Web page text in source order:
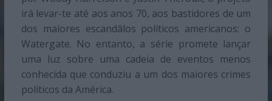
irá levar-te até aos anos 70, aos bastidores de um
dos maiores escandâlos políticos americanos: o
Watergate. No entanto, a série promete lançar
uma luz sobre uma cadeia de eventos menos
conhecida que conduziu a um dos maiores crimes
políticos da América.